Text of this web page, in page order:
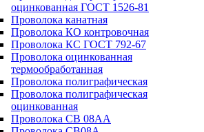
оцинкованная ГОСТ 1526-81
Проволока канатная
Проволока КО контровочная
Проволока КС ГОСТ 792-67
Проволока оцинкованная
термообработанная
Проволока полиграфическая
Проволока полиграфическая
оцинкованная
Проволока СВ 08АА